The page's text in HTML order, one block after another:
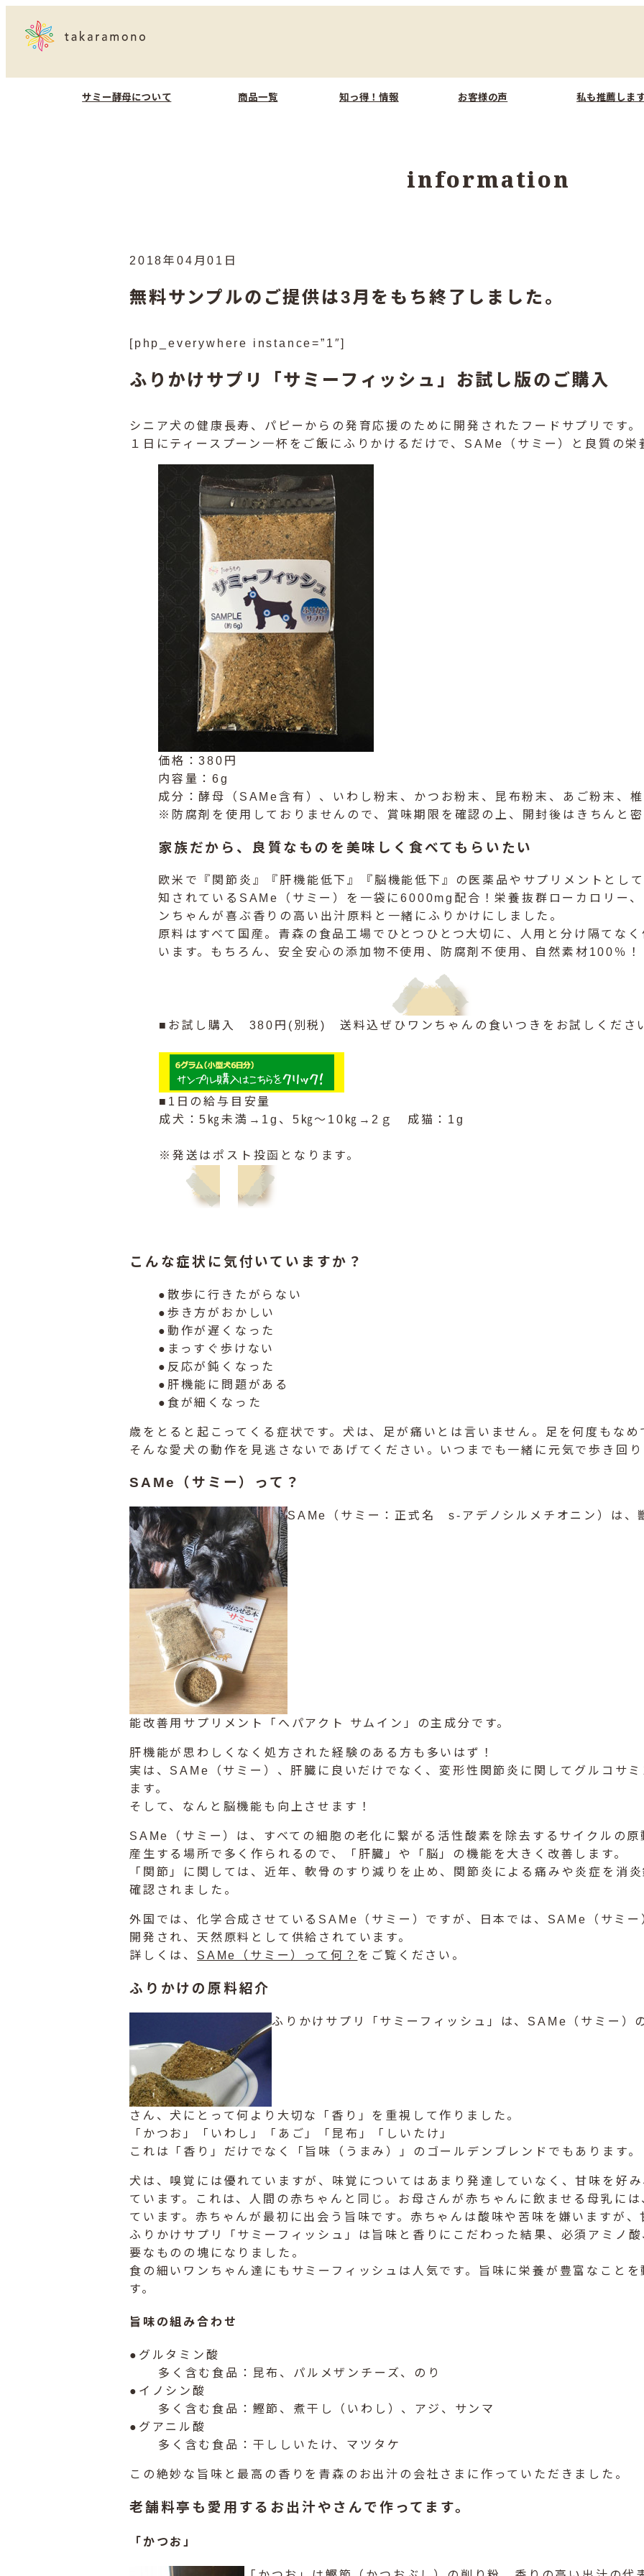
サミー酵母について 商品一覧 知っ得！情報 お客様の声 私も推薦しま
information
2018年04月01日
無料サンプルのご提供は3月をもち終了しました。
[php_everywhere instance=”1″]
ふりかけサプリ「サミーフィッシュ」お試し版のご購入
シニア犬の健康長寿、パピーからの発育応援のために開発されたフードサプリです。
１日にティースプーン一杯をご飯にふりかけるだけで、SAMe（サミー）と良質の
価格：380円
内容量：6g
成分：酵母（SAMe含有）、いわし粉末、かつお粉末、昆布粉末、あご粉末、
※防腐剤を使用しておりませんので、賞味期限を確認の上、開封後はきちんと
家族だから、良質なものを美味しく食べてもらいたい
欧米で『関節炎』『肝機能低下』『脳機能低下』の医薬品やサプリメントとし
知されているSAMe（サミー）を一袋に6000mg配合！栄養抜群ローカロリー
ンちゃんが喜ぶ香りの高い出汁原料と一緒にふりかけにしました。
原料はすべて国産。青森の食品工場でひとつひとつ大切に、人用と分け隔てな
います。もちろん、安全安心の添加物不使用、防腐剤不使用、自然素材100％！
■お試し購入 380円(別税) 送料込ぜひワンちゃんの食いつきをお試しくださ
■1日の給与目安量
成犬：5㎏未満→1g、5㎏～10㎏→2ｇ 成猫：1g
※発送はポスト投函となります。
こんな症状に気付いていますか？
●散歩に行きたがらない
●歩き方がおかしい
●動作が遅くなった
●まっすぐ歩けない
●反応が鈍くなった
●肝機能に問題がある
●食が細くなった
歳をとると起こってくる症状です。犬は、足が痛いとは言いません。足を何度もな
そんな愛犬の動作を見逃さないであげてください。いつまでも一緒に元気で歩き回
SAMe（サミー）って？
SAMe（サミー：正式名 s-アデノシルメチオニン）は、
能改善用サプリメント「へパアクト サムイン」の主成分です。
肝機能が思わしくなく処方された経験のある方も多いはず！
実は、SAMe（サミー）、肝臓に良いだけでなく、変形性関節炎に関してグルコサ
ます。
そして、なんと脳機能も向上させます！
SAMe（サミー）は、すべての細胞の老化に繋がる活性酸素を除去するサイクルの
産生する場所で多く作られるので、「肝臓」や「脳」の機能を大きく改善します。
「関節」に関しては、近年、軟骨のすり減りを止め、関節炎による痛みや炎症を消
確認されました。
外国では、化学合成させているSAMe（サミー）ですが、日本では、SAMe（サミ
開発され、天然原料として供給されています。
詳しくは、 SAMe（サミー）って何？ をご覧ください。
ふりかけの原料紹介
ふりかけサプリ「サミーフィッシュ」は、SAMe（サミー）
さん、犬にとって何より大切な「香り」を重視して作りました。
「かつお」「いわし」「あご」「昆布」「しいたけ」
これは「香り」だけでなく「旨味（うまみ）」のゴールデンブレンドでもあります。
犬は、嗅覚には優れていますが、味覚についてはあまり発達していなく、甘味を好
ています。これは、人間の赤ちゃんと同じ。お母さんが赤ちゃんに飲ませる母乳に
ています。赤ちゃんが最初に出会う旨味です。赤ちゃんは酸味や苦味を嫌いますが
ふりかけサプリ「サミーフィッシュ」は旨味と香りにこだわった結果、必須アミノ
要なものの塊になりました。
食の細いワンちゃん達にもサミーフィッシュは人気です。旨味に栄養が豊富なこと
す。
旨味の組み合わせ
●グルタミン酸
多く含む食品：昆布、パルメザンチーズ、のり
●イノシン酸
多く含む食品：鰹節、煮干し（いわし）、アジ、サンマ
●グアニル酸
多く含む食品：干ししいたけ、マツタケ
この絶妙な旨味と最高の香りを青森のお出汁の会社さまに作っていただきました。
老舗料亭も愛用するお出汁やさんで作ってます。
「かつお」